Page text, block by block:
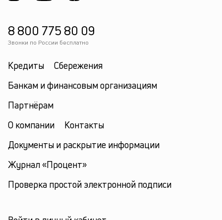
8 800 775 80 09
Звонки по России бесплатно
Кредиты
Сбережения
Банкам и финансовым организациям
Партнёрам
О компании
Контакты
Документы и раскрытие информации
Журнал «Процент»
Проверка простой электронной подписи